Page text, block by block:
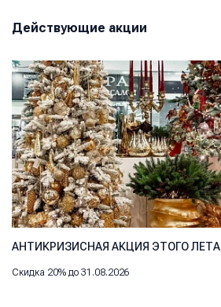
Действующие акции
АНТИКРИЗИСНАЯ АКЦИЯ ЭТОГО ЛЕТА
Скидка 20% до 31.08.2026